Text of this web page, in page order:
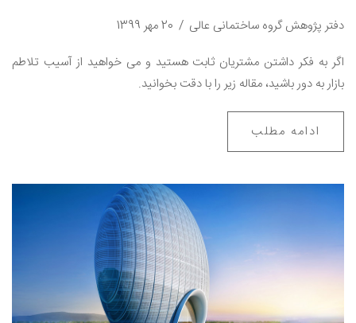
دفتر پژوهش گروه ساختمانی عالی
20 مهر 1399
اگر به فکر داشتن مشتریان ثابت هستید و می خواهید از آسیب تلاطم
بازار به دور باشید، مقاله زیر را با دقت بخوانید.
ادامه مطلب